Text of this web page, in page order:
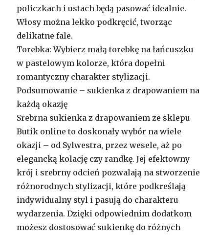
policzkach i ustach będą pasować idealnie.
Włosy można lekko podkręcić, tworząc
delikatne fale.
Torebka: Wybierz małą torebkę na łańcuszku
w pastelowym kolorze, która dopełni
romantyczny charakter stylizacji.
Podsumowanie – sukienka z drapowaniem na
każdą okazję
Srebrna sukienka z drapowaniem ze sklepu
Butik online to doskonały wybór na wiele
okazji – od Sylwestra, przez wesele, aż po
elegancką kolację czy randkę. Jej efektowny
krój i srebrny odcień pozwalają na stworzenie
różnorodnych stylizacji, które podkreślają
indywidualny styl i pasują do charakteru
wydarzenia. Dzięki odpowiednim dodatkom
możesz dostosować sukienkę do różnych